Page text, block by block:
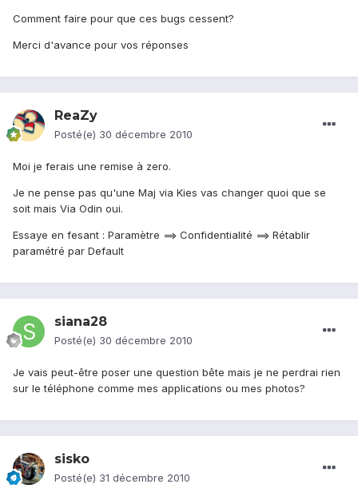
Comment faire pour que ces bugs cessent?
Merci d'avance pour vos réponses
ReaZy
Posté(e) 30 décembre 2010
Moi je ferais une remise à zero.
Je ne pense pas qu'une Maj via Kies vas changer quoi que se
soit mais Via Odin oui.
Essaye en fesant : Paramètre ==> Confidentialité ==> Rétablir
paramétré par Default
siana28
Posté(e) 30 décembre 2010
Je vais peut-être poser une question bête mais je ne perdrai rien
sur le téléphone comme mes applications ou mes photos?
sisko
Posté(e) 31 décembre 2010